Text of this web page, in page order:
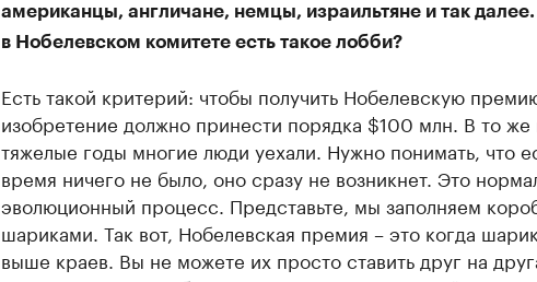
американцы, англичане, немцы, израильтяне и так
в Нобелевском комитете есть такое лобби?
Есть такой критерий: чтобы получить Нобелевскую
изобретение должно принести порядка $100 млн. В то же
тяжелые годы многие люди уехали. Нужно понимать, что
время ничего не было, оно сразу не возникнет. Это
эволюционный процесс. Представьте, мы заполняем
шариками. Так вот, Нобелевская премия – это когда
выше краев. Вы не можете их просто ставить друг на